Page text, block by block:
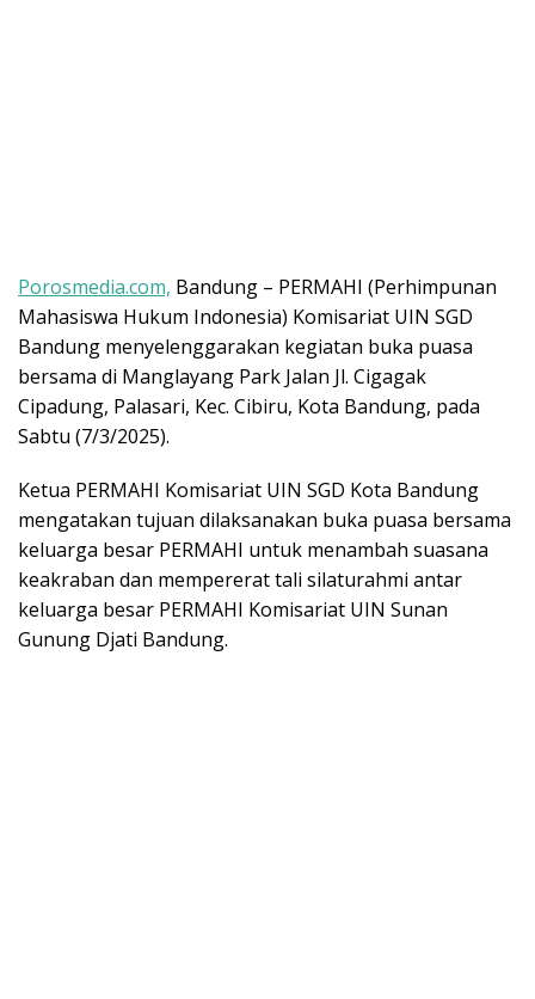
Porosmedia.com, Bandung – PERMAHI (Perhimpunan
Mahasiswa Hukum Indonesia) Komisariat UIN SGD
Bandung menyelenggarakan kegiatan buka puasa
bersama di Manglayang Park Jalan Jl. Cigagak
Cipadung, Palasari, Kec. Cibiru, Kota Bandung, pada
Sabtu (7/3/2025).
Ketua PERMAHI Komisariat UIN SGD Kota Bandung
mengatakan tujuan dilaksanakan buka puasa bersama
keluarga besar PERMAHI untuk menambah suasana
keakraban dan mempererat tali silaturahmi antar
keluarga besar PERMAHI Komisariat UIN Sunan
Gunung Djati Bandung.